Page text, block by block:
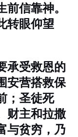
信靠神。
转眼仰望
承受救恩的
安营搭救保
；圣徒死
财主和拉撒
与贫穷，乃